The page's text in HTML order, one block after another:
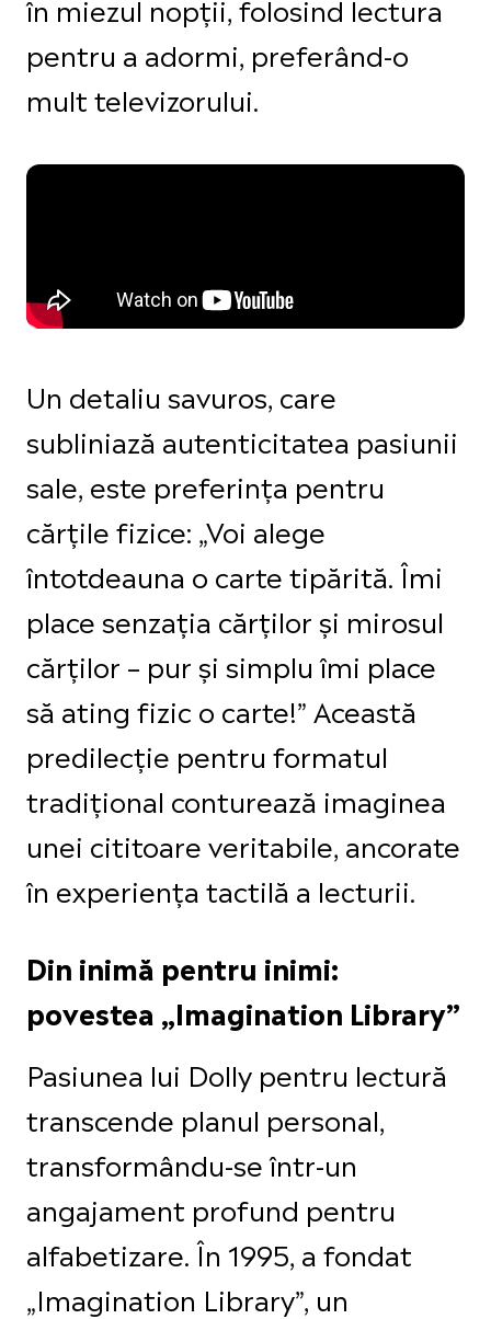
pentru a adormi, preferând-o
mult televizorului.
Un detaliu savuros, care
subliniază autenticitatea pasiunii
sale, este preferința pentru
cărțile fizice: „Voi alege
întotdeauna o carte tipărită. Îmi
place senzația cărților și mirosul
cărților – pur și simplu îmi place
să ating fizic o carte!” Această
predilecție pentru formatul
tradițional conturează imaginea
unei cititoare veritabile, ancorate
în experiența tactilă a lecturii.
Din inimă pentru inimi:
povestea „Imagination Library”
Pasiunea lui Dolly pentru lectură
transcende planul personal,
transformându-se într-un
angajament profund pentru
alfabetizare. În 1995, a fondat
„Imagination Library”, un